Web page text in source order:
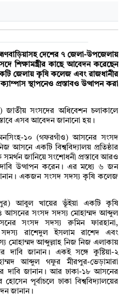
দেশের ৭ জেলা-উপজেলায়
শিক্ষামন্ত্রীর কাছে আবেদন করেছেন
জেলায় কৃষি কলেজ এবং রাজধানীর
ক্যাম্পাস স্থাপনেও প্রস্তাবও উত্থাপন করা
সংসদের অধিবেশন চলাকালে
এসব আবেদন জানানো হয়।
১০ (গফরগাঁও) আসনের সংসদ
আসনে একটি বিশ্ববিদ্যালয় প্রতিষ্ঠার
জানিয়ে সংশোধনী প্রস্তাবে আরও
উত্থাপন করেন। এর মধ্যে ৬ জন
জানান। একজন সংসদ সদস্য কৃষি কলেজ
আবুল খায়ের ভূঁইয়া একটি কৃষি
৪ আসনের সংসদ সদস্য মোহাম্মদ আব্দুল
সংসদ সদস্য রুমিন ফারহানা,
রাশেদুল ইসলাম রাশেদ এবং
মোহাম্মদ আব্দুল্লাহ নিজ নিজ এলাকায়
দাবি জানান। একই সঙ্গে কুষ্টিয়া-২
আব্দুল গফুর মীরপুর-ভেড়ামারা
দাবি জানান। আর ঢাকা-১৮ আসনের
পূর্বাচলে ঢাকা বিশ্ববিদ্যালয়ের
জানান।